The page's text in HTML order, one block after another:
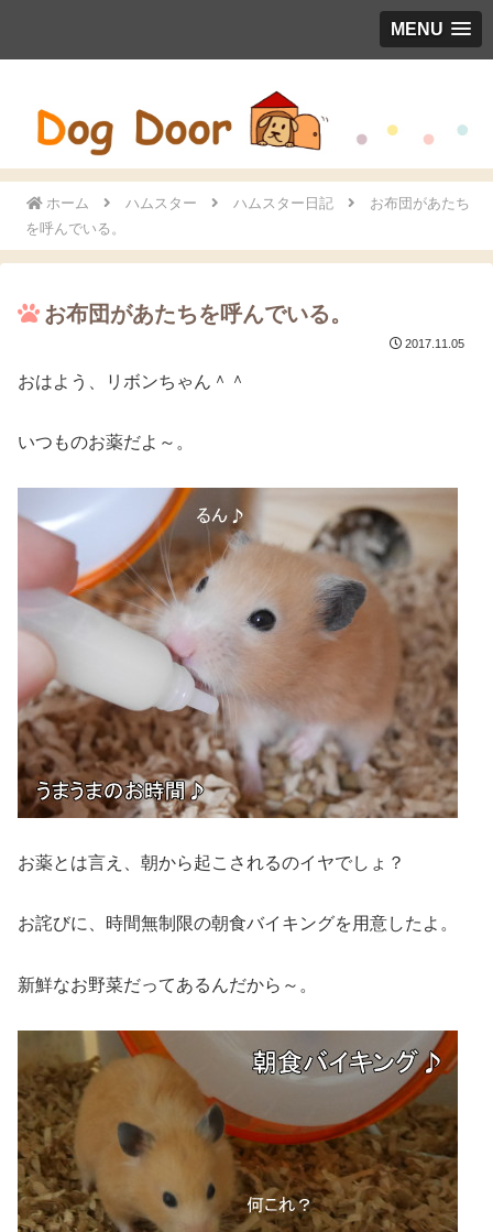
MENU
ホーム ハムスター ハムスター日記
お布団があたち
を呼んでいる。
お布団があたちを呼んでいる。
2017.11.05
おはよう、リボンちゃん＾＾
いつものお薬だよ～。
お薬とは言え、朝から起こされるのイヤでしょ？
お詫びに、時間無制限の朝食バイキングを用意したよ。
新鮮なお野菜だってあるんだから～。